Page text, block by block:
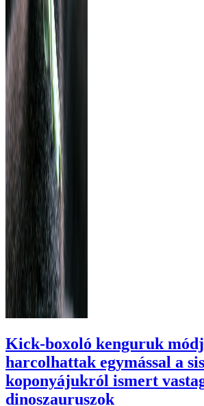
Kick-boxoló kenguruk
harcolhattak egymással a
koponyájukról ismert
dinoszauruszok